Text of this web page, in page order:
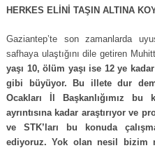
HERKES ELİNİ TAŞIN ALTINA
Gaziantep’te son zamanlarda
safhaya ulaştığını dile getiren
yaşı 10, ölüm yaşı ise 12 ye
gibi büyüyor. Bu illete dur
Ocakları İl Başkanlığımız
ayrıntısına kadar araştırıyor ve
ve STK’ları bu konuda
ediyoruz. Yok olan nesil bizim